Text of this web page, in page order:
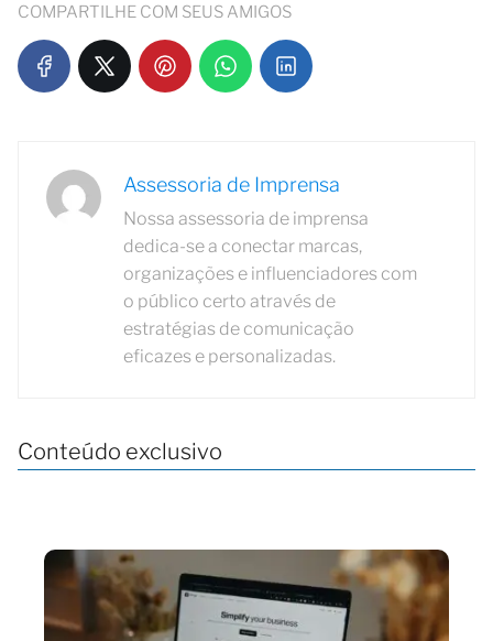
COMPARTILHE COM SEUS AMIGOS
Assessoria de Imprensa
Nossa assessoria de imprensa
dedica-se a conectar marcas,
organizações e influenciadores com
o público certo através de
estratégias de comunicação
eficazes e personalizadas.
Conteúdo exclusivo